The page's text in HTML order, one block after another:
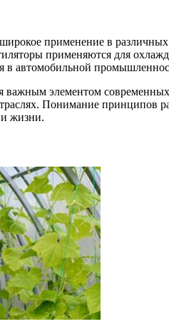
применение в
применяются для
в автомобильной
важным элементом
Понимание принципов
жизни.